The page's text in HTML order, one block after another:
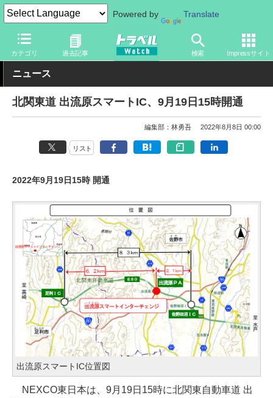
Powered by Translate
カテゴリ 過去記事 検索 Impressサイト
トラベル Watch 旅の方法 クルマ旅 高速道路
ニュース
北関東道 出流原スマートIC、9月19日15時開通
編集部：林勇吾 2022年8月8日 00:00
リスト
2022年9月19日15時 開通
出流原スマートIC位置図
NEXCO東日本は、9月19日15時に北関東自動車道 出